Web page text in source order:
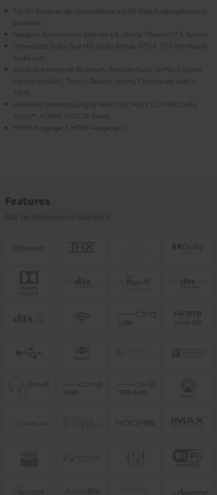
9.2-AV-Receiver der Spitzenklasse mit 215 Watt Ausgangsleistung
pro Kanal
Geeignet für Heimkino-Sets wie z.B. Ultima, Theater, LT 5, System
Unterstützt Dolby True HD, Dolby Atmos, DTS:X, DTS-HD Master
Audio uvm.
Musik-Streaming mit Bluetooth, Amazon Music, AirPlay 2 (Voice
Control with Siri), TuneIn, Deezer, Spotify, Chromecast built in,
TIDAL
HDMI mit Unterstützung für 4K/60 Hz, HDCP 2.2, HDR (Dolby
Vision™, HDR10, HLG), 3D Ready
HDMI-Eingänge: 7, HDMI-Ausgänge 2
Features
Alle Technologien im Überblick